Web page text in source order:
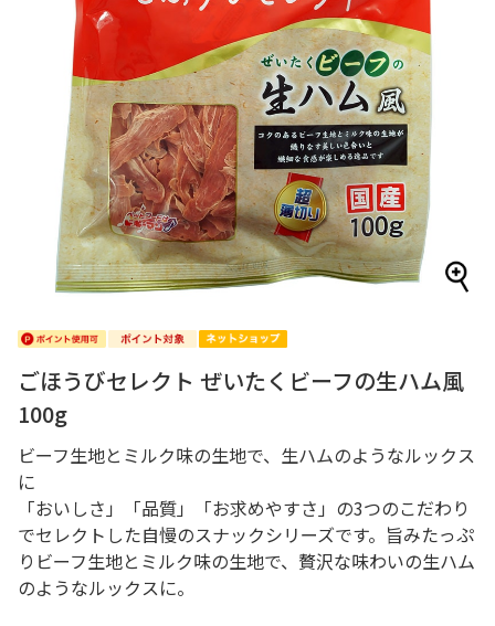
ごほうびセレクト ぜいたくビーフの生ハム風
100g
ビーフ生地とミルク味の生地で、生ハムのようなルックス
に
「おいしさ」「品質」「お求めやすさ」の3つのこだわり
でセレクトした自慢のスナックシリーズです。旨みたっぷ
りビーフ生地とミルク味の生地で、贅沢な味わいの生ハム
のようなルックスに。